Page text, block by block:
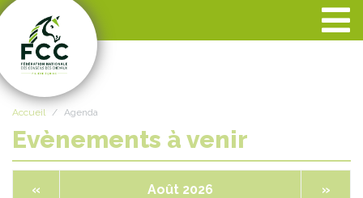
Accueil Agenda
Evènements à venir
« Août 2026 »
Panneau de gestion des cookies